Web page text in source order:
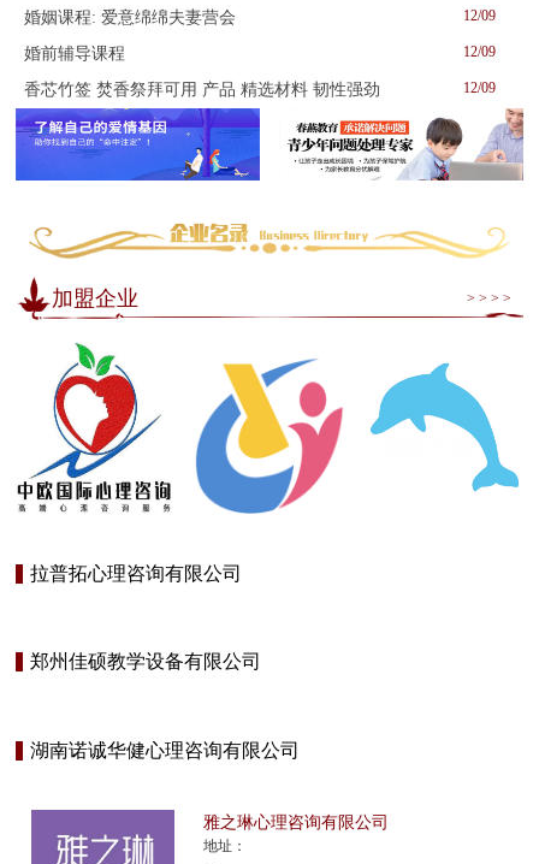
婚姻课程: 爱意绵绵夫妻营会 12/09
婚前辅导课程 12/09
香芯竹签 焚香祭拜可用 产品 精选材料 韧性强劲 12/09
加盟企业 > > > >
拉普拓心理咨询有限公司
郑州佳硕教学设备有限公司
湖南诺诚华健心理咨询有限公司
雅之琳心理咨询有限公司
地址：